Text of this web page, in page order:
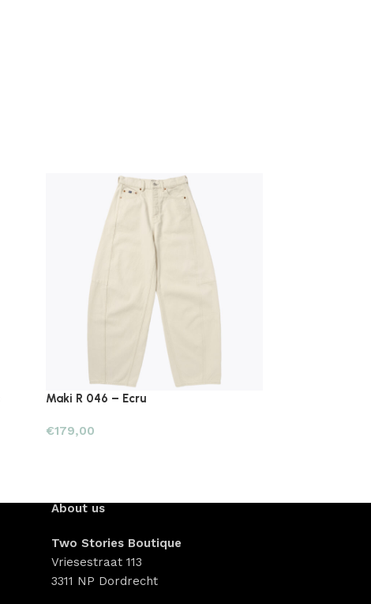
Maki R 046 – Ecru
€179,00
About us
Two Stories Boutique
Vriesestraat 113
3311 NP Dordrecht